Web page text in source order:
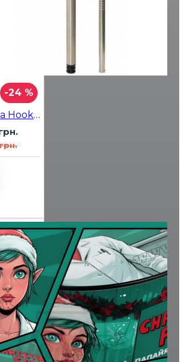
-24 %
Шахта Aroma Hookah Tango Black